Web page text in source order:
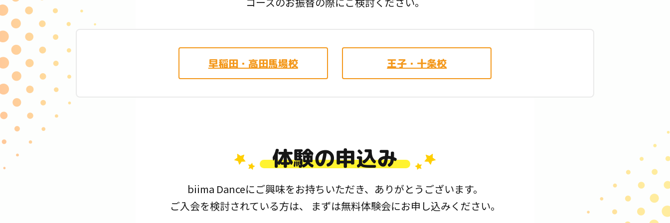
早稲田・高田馬場校 王子・十条校
体験の申込み
biima Danceにご興味をお持ちいただき、 ありがとうございます。
ご入会を検討されている方は、 まずは無料体験会にお申し込みください。